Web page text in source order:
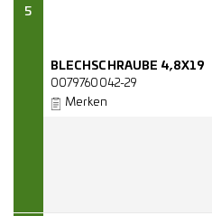
5
BLECHSCHRAUBE 4,8X19
0079760042-29
Merken